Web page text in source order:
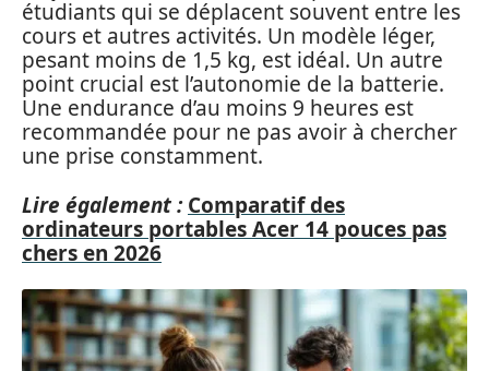
étudiants qui se déplacent souvent entre les
cours et autres activités. Un modèle léger,
pesant moins de 1,5 kg, est idéal. Un autre
point crucial est l’autonomie de la batterie.
Une endurance d’au moins 9 heures est
recommandée pour ne pas avoir à chercher
une prise constamment.
Lire également : Comparatif des
ordinateurs portables Acer 14 pouces pas
chers en 2026